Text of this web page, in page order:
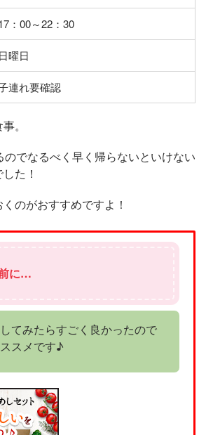
：00～22：30
日曜日
連れ要確認
。
でなるべく早く帰らないといけない
た！
のがおすすめですよ！
に…
てみたらすごく良かったので
スメです♪